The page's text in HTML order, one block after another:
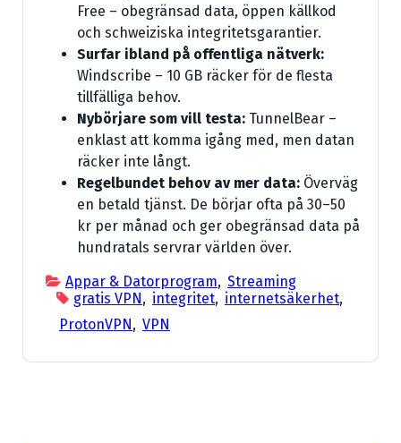
Free – obegränsad data, öppen källkod
och schweiziska integritetsgarantier.
Surfar ibland på offentliga nätverk:
Windscribe – 10 GB räcker för de flesta
tillfälliga behov.
Nybörjare som vill testa: TunnelBear –
enklast att komma igång med, men datan
räcker inte långt.
Regelbundet behov av mer data: Överväg
en betald tjänst. De börjar ofta på 30–50
kr per månad och ger obegränsad data på
hundratals servrar världen över.
Appar & Datorprogram, Streaming
gratis VPN , integritet, internetsäkerhet,
ProtonVPN , VPN